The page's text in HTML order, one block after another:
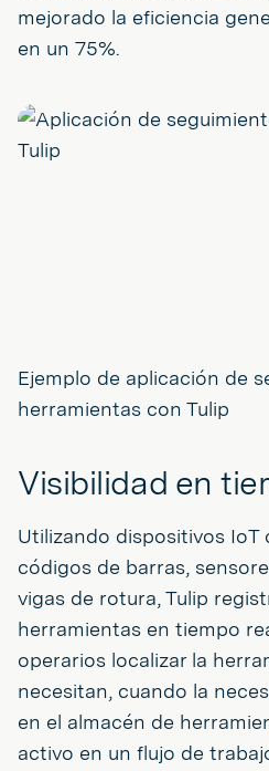
mejorado la eficiencia
en un 75%.
Ejemplo de aplicación de
herramientas con Tulip
Visibilidad en
Utilizando dispositivos IoT
códigos de barras,
vigas de rotura, Tulip
herramientas en tiempo
operarios localizar la
necesitan, cuando la
en el almacén de
activo en un flujo de